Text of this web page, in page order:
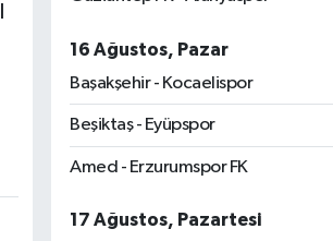
16 Ağustos, Pazar
Başakşehir - Kocaelispor
Beşiktaş - Eyüpspor
Amed - Erzurumspor FK
17 Ağustos, Pazartesi